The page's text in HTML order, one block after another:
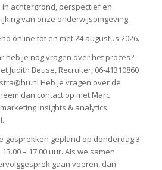
achtergrond, perspectief en
van onze onderwijsomgeving.
online tot en met 24 augustus 2026.
heb je nog vragen over het proces?
Judith Beuse, Recruiter, 06-41310860
Heb je vragen over de
dan contact op met Marc
insights & analytics.
gesprekken gepland op donderdag 3
– 17.00 uur. Als we samen
gaan voeren, dan